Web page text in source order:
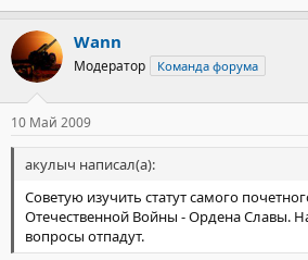
Wann
Модератор Команда форума
10 Май 2009
акулыч написал(а):
Советую изучить статут самого
Отечественной Войны - Ордена Славы.
вопросы отпадут.